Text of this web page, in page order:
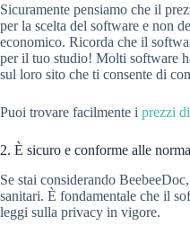
Sicuramente pensiamo che il
per la scelta del software e non
economico. Ricorda che il
per il tuo studio! Molti software
sul loro sito che ti consente di
Puoi trovare facilmente i prezzi
2. È sicuro e conforme alle
Se stai considerando
sanitari. È fondamentale che il
leggi sulla privacy in vigore.